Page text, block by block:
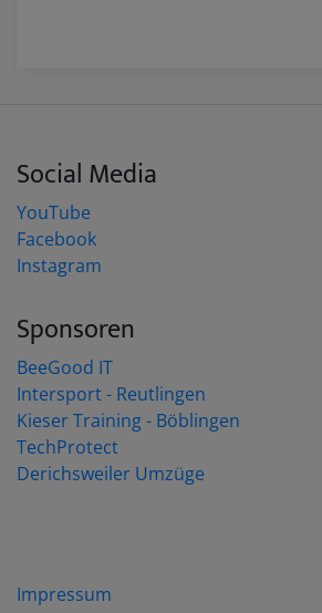
Dao Phap
Die Meisterschaft bei der SG
Frankfurt Main war wie schon
sehr gut organisiert, das
Am nächsten Tag haben alle
am ersten Freikampf-Lehrgang
Verbandes teilgenommen.
Vincent leiteten diesen
es vor allem um die Wertung
Wettkämpfen ging. Die
konnten selbst (mit
Impressum
Social Media
YouTube
Facebook
Instagram
Sponsoren
BeeGood IT
Intersport - Reutlingen
Kieser Training - Böblingen
TechProtect
Derichsweiler Umzüge